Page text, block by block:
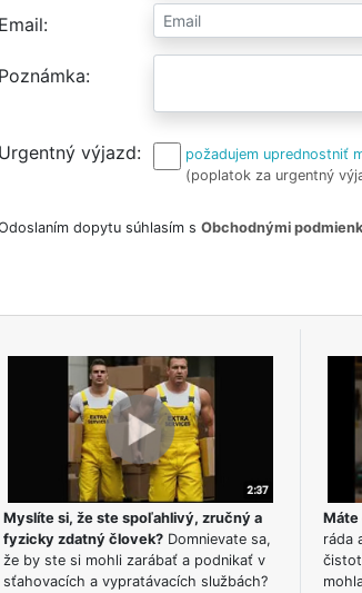
Email
Poznámka
Urgentný výjazd
požadujem uprednostniť
(poplatok za urgentný
dopytu súhlasím s Obchodnými
Myslíte si, že ste spoľahlivý, zručný a
fyzicky zdatný človek?Domnievate sa,
že by ste si mohli zarábať a podnikať v
sťahovacích a vypratávacích službách?
Máte
ráda